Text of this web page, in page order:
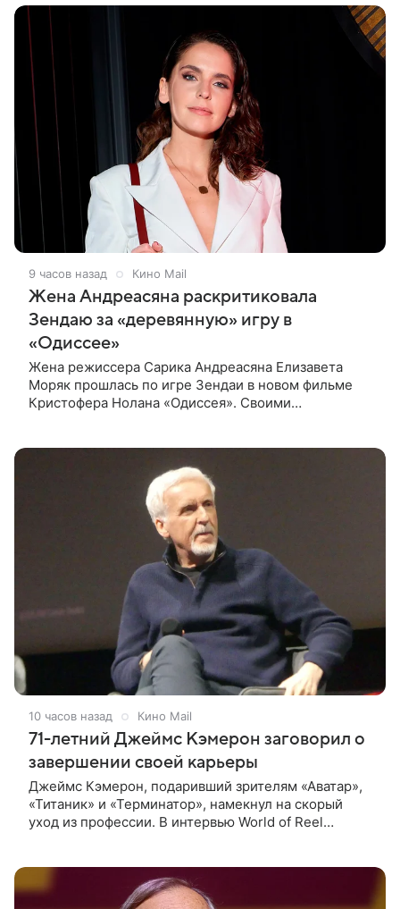
9 часов назад Кино Mail
Жена Андреасяна раскритиковала
Зендаю за «деревянную» игру в
«Одиссее»
Жена режиссера Сарика Андреасяна Елизавета
Моряк прошлась по игре Зендаи в новом фильме
Кристофера Нолана «Одиссея». Своими
10 часов назад Кино Mail
71-летний Джеймс Кэмерон заговорил о
завершении своей карьеры
Джеймс Кэмерон, подаривший зрителям «Аватар»,
«Титаник» и «Терминатор», намекнул на скорый
уход из профессии. В интервью World of Reel